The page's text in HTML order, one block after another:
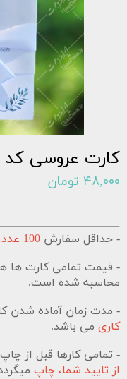
کارت عروسی کد T-1141
۴۸,۰۰۰ تومان
- حداقل سفارش 100 عدد
- قیمت تمامی کارت ها
محاسبه شده است.
- مدت زمان آماده شدن
کاری می باشد.
- تمامی کارها قبل از
از تایید شما، چاپ